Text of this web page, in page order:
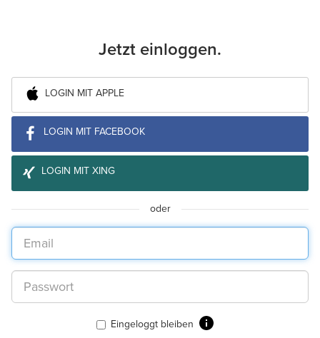
Jetzt einloggen.
LOGIN MIT APPLE
LOGIN MIT FACEBOOK
LOGIN MIT XING
oder
Eingeloggt bleiben